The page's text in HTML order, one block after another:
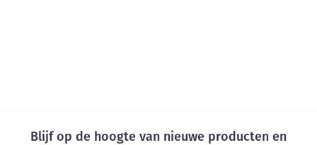
Blijf op de hoogte van nieuwe producten en